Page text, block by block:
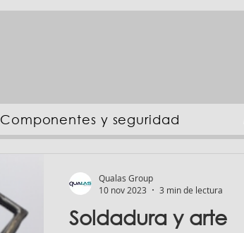
Componentes y seguridad
Soldadura y arte
Qualas Group
10 nov 2023
3 min de lectura